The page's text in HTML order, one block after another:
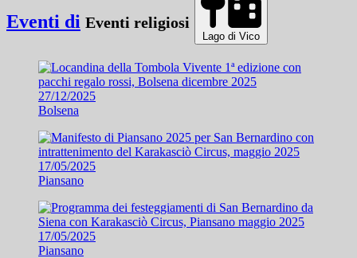
Eventi di Eventi religiosi
Lago di Vico
27/12/2025
Bolsena
17/05/2025
Piansano
17/05/2025
Piansano